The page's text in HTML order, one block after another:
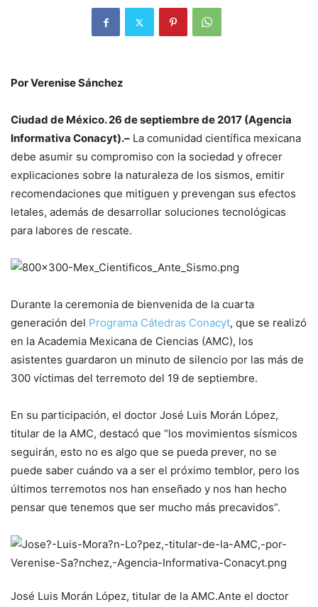
Por Verenise Sánchez
Ciudad de México. 26 de septiembre de 2017 (Agencia
Informativa Conacyt).– La comunidad científica mexicana
debe asumir su compromiso con la sociedad y ofrecer
explicaciones sobre la naturaleza de los sismos, emitir
recomendaciones que mitiguen y prevengan sus efectos
letales, además de desarrollar soluciones tecnológicas
para labores de rescate.
Durante la ceremonia de bienvenida de la cuarta
generación del Programa Cátedras Conacyt, que se realizó
en la Academia Mexicana de Ciencias (AMC), los
asistentes guardaron un minuto de silencio por las más de
300 víctimas del terremoto del 19 de septiembre.
En su participación, el doctor José Luis Morán López,
titular de la AMC, destacó que “los movimientos sísmicos
seguirán, esto no es algo que se pueda prever, no se
puede saber cuándo va a ser el próximo temblor, pero los
últimos terremotos nos han enseñado y nos han hecho
pensar que tenemos que ser mucho más precavidos”.
José Luis Morán López, titular de la AMC.Ante el doctor